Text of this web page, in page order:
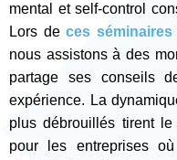
mental et self-control
Lors deces séminaires
nous assistons à des
partage ses conseils
expérience. La
plus débrouillés tirent
pour les entreprises